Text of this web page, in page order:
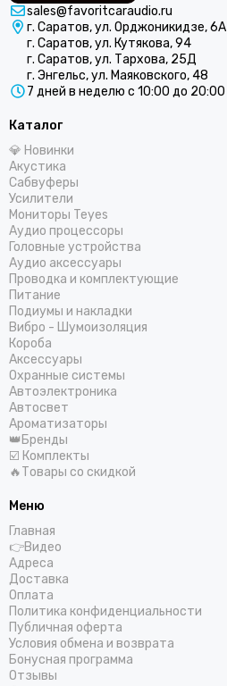
sales@favoritcaraudio.ru
г. Саратов, ул. Орджоникидзе, 6А
г. Саратов, ул. Кутякова, 94
г. Саратов, ул. Тархова, 25Д
г. Энгельс, ул. Маяковского, 48
7 дней в неделю с 10:00 до 20:00
Каталог
💎 Новинки
Акустика
Сабвуферы
Усилители
Мониторы Teyes
Аудио процессоры
Головные устройства
Аудио аксессуары
Проводка и комплектующие
Питание
Подиумы и накладки
Вибро - Шумоизоляция
Короба
Аксессуары
Охранные системы
Автоэлектроника
Автосвет
Ароматизаторы
👑Бренды
☑️ Комплекты
🔥Товары со скидкой
Меню
Главная
👉Видео
Адреса
Доставка
Оплата
Политика конфиденциальности
Публичная оферта
Условия обмена и возврата
Бонусная программа
Отзывы